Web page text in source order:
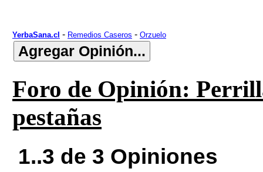
YerbaSana.cl - Remedios Caseros - Orzuelo
Foro de Opinión:
pestañas
1..3 de 3 Opiniones